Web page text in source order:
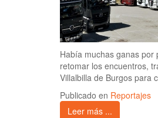
Había muchas ganas
retomar los encuentros,
Villalbilla de Burgos para
Publicado en Reportajes
Leer más ...